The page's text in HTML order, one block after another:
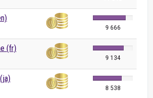
9 666
(fr)
9 134
8 538